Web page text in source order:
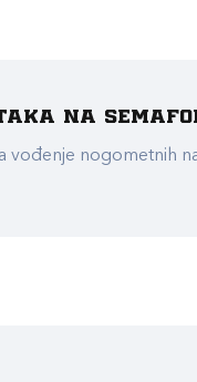
na
vođenje nogometnih